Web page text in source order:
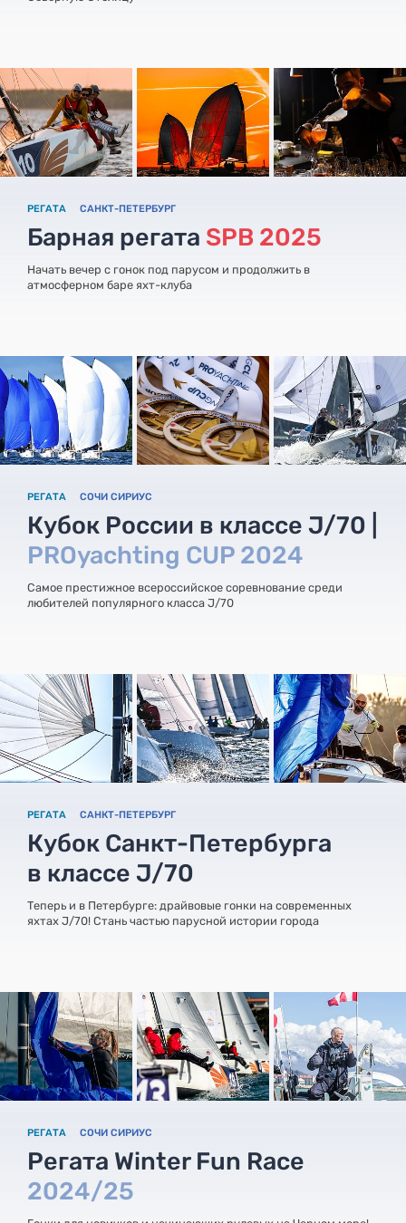
РЕГАТА САНКТ-ПЕТЕРБУРГ
Барная регата SPB 2025
Начать вечер с гонок под парусом и продолжить в
атмосферном баре яхт-клуба
РЕГАТА СОЧИ СИРИУС
Кубок России в классе J/70 |
PROyachting CUP 2024
Самое престижное всероссийское соревнование среди
любителей популярного класса J/70
РЕГАТА САНКТ-ПЕТЕРБУРГ
Кубок Санкт-Петербурга
в классе J/70
Теперь и в Петербурге: драйвовые гонки на современных
яхтах J/70! Стань частью парусной истории города
РЕГАТА СОЧИ СИРИУС
Регата Winter Fun Race
2024/25